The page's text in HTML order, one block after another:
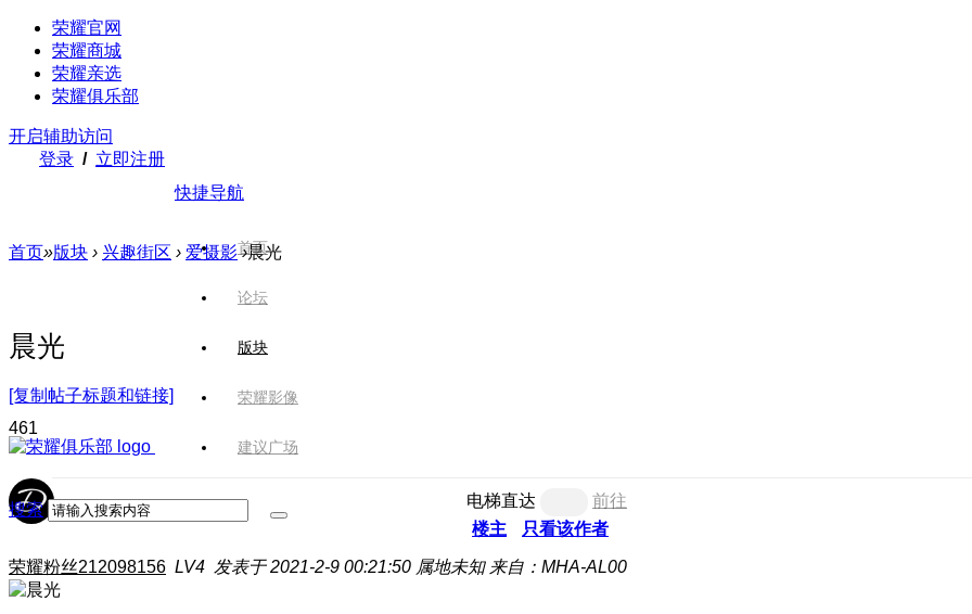
荣耀官网
荣耀商城
荣耀亲选
荣耀俱乐部
开启辅助访问
登录 / 立即注册
快捷导航
首页
论坛
版块
荣耀影像
建议广场
搜索
首页»版块 › 兴趣街区 › 爱摄影 ›晨光
晨光
[复制帖子标题和链接]
461
电梯直达
前往
楼主
只看该作者
荣耀粉丝212098156 LV4 发表于 2021-2-9 00:21:50 属地未知 来自：MHA-AL00